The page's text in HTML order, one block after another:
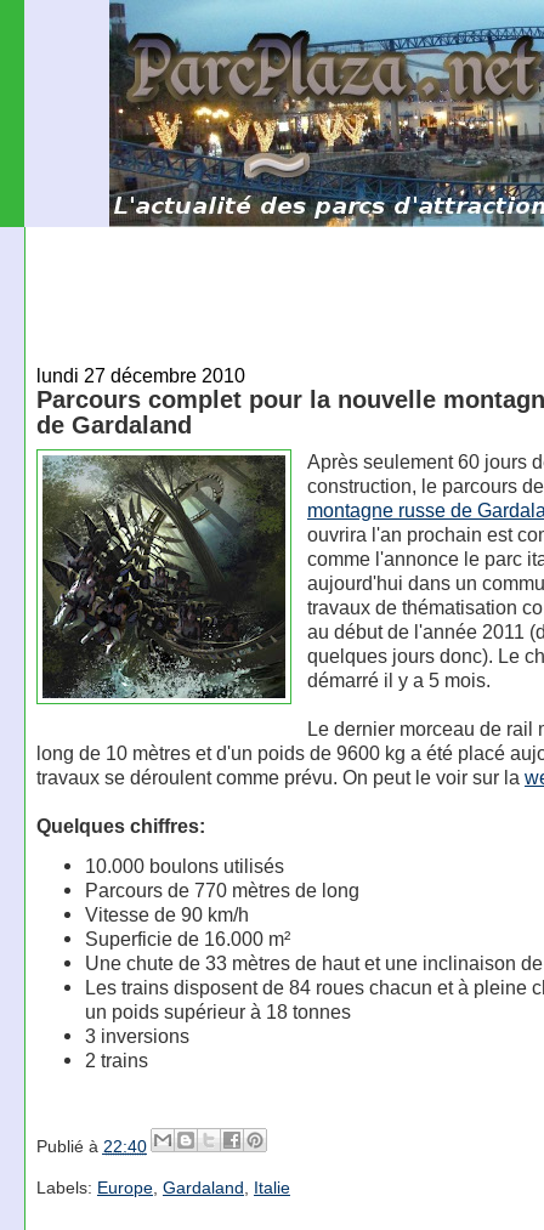
lundi 27 décembre 2010
Parcours complet pour la nouvelle
de Gardaland
Après seulement 60 jours
construction, le parcours
montagne russe de
ouvrira l'an prochain est
comme l'annonce le parc
aujourd'hui dans un
travaux de thématisation
au début de l'année 2011
quelques jours donc). Le
démarré il y a 5 mois.
Le dernier morceau de rail
long de 10 mètres et d'un poids de 9600 kg a été placé
travaux se déroulent comme prévu. On peut le voir sur la
Quelques chiffres:
10.000 boulons utilisés
Parcours de 770 mètres de long
Vitesse de 90 km/h
Superficie de 16.000 m²
Une chute de 33 mètres de haut et une inclinaison de
Les trains disposent de 84 roues chacun et à pleine
un poids supérieur à 18 tonnes
3 inversions
2 trains
Publié à 22:40
Labels: Europe, Gardaland Italie